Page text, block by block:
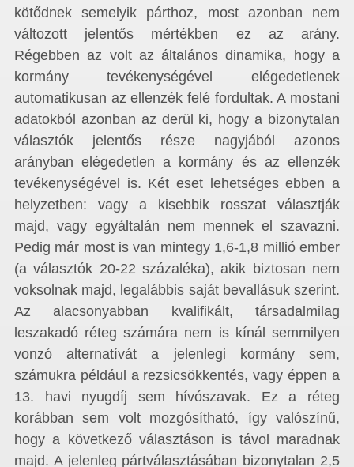
kötődnek semelyik párthoz, most azonban nem
változott jelentős mértékben ez az arány.
Régebben az volt az általános dinamika, hogy a
kormány tevékenységével elégedetlenek
automatikusan az ellenzék felé fordultak. A mostani
adatokból azonban az derül ki, hogy a bizonytalan
választók jelentős része nagyjából azonos
arányban elégedetlen a kormány és az ellenzék
tevékenységével is. Két eset lehetséges ebben a
helyzetben: vagy a kisebbik rosszat választják
majd, vagy egyáltalán nem mennek el szavazni.
Pedig már most is van mintegy 1,6-1,8 millió ember
(a választók 20-22 százaléka), akik biztosan nem
voksolnak majd, legalábbis saját bevallásuk szerint.
Az alacsonyabban kvalifikált, társadalmilag
leszakadó réteg számára nem is kínál semmilyen
vonzó alternatívát a jelenlegi kormány sem,
számukra például a rezsicsökkentés, vagy éppen a
13. havi nyugdíj sem hívószavak. Ez a réteg
korábban sem volt mozgósítható, így valószínű,
hogy a következő választáson is távol maradnak
majd. A jelenleg pártválasztásában bizonytalan 2,5